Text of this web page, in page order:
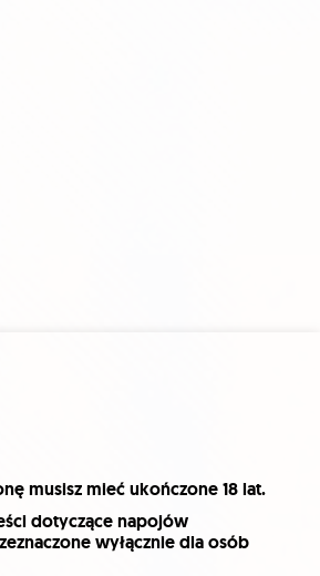
musisz mieć ukończone 18 lat.
dotyczące napojów
wyłącznie dla osób